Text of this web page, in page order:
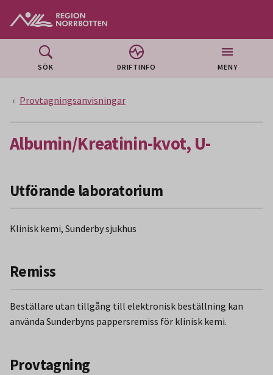
SÖK DRIFTINFO MENY
Provtagningsanvisningar
Albumin/Kreatinin-kvot, U-
Utförande laboratorium
Klinisk kemi, Sunderby sjukhus
Remiss
Beställare utan tillgång till elektronisk beställning kan
använda Sunderbyns pappersremiss för klinisk kemi.
Provtagning